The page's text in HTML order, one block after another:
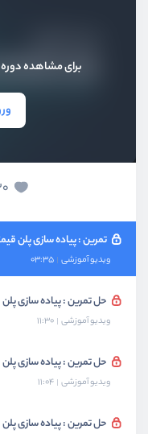
برای مشاهده دوره
آشنایی با
بخش چهارم پیاده
تمرین : پیاده سازی
حل تمرین : پیاده سازی
تمرین : پیاده سازی پلن
ویدیو آموزشی 03:35
حل تمرین : پیاده سازی
ویدیو آموزشی 11:30
حل تمرین : پیاده سازی
ویدیو آموزشی 11:04
حل تمرین : پیاده سازی